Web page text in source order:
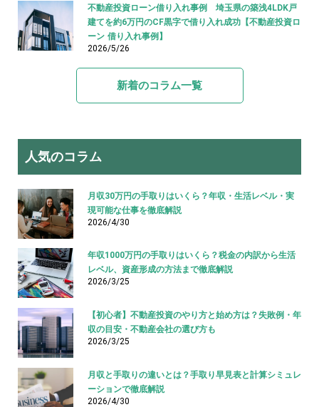
不動産投資ローン借り入れ事例 埼玉県の築浅4LDK戸
建てを約6万円のCF黒字で借り入れ成功【不動産投資ロ
ーン 借り入れ事例】
2026/5/26
新着のコラム一覧
人気のコラム
月収30万円の手取りはいくら？年収・生活レベル・実
現可能な仕事を徹底解説
2026/4/30
年収1000万円の手取りはいくら？税金の内訳から生活
レベル、資産形成の方法まで徹底解説
2026/3/25
【初心者】不動産投資のやり方と始め方は？失敗例・年
収の目安・不動産会社の選び方も
2026/3/25
月収と手取りの違いとは？手取り早見表と計算シミュレ
ーションで徹底解説
2026/4/30